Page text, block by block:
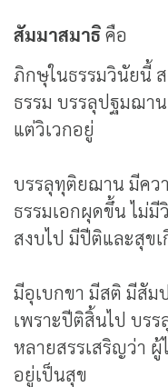
สัมมาสมาธิคือ
ภิกษุในธรรมวินัยนี้
ธรรม บรรลุปฐมฌา
แต่วิเวกอยู่
บรรลุทุติยฌาน มีคว
ธรรมเอกผุดขึ้น ไม่มี
สงบไป มีปีติและสุข
มีอุเบกขา มีสติ มีสั
เพราะปีติสิ้นไป บร
หลายสรรเสริญว่า
อยู่เป็นสุข